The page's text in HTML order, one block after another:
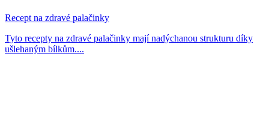
Recept na zdravé palačinky
Tyto recepty na zdravé palačinky mají nadýchanou strukturu díky
ušlehaným bílkům....